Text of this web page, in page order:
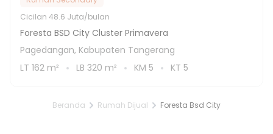
Cicilan 48.6 Juta/bulan
Foresta BSD City Cluster Primavera
Pagedangan, Kabupaten Tangerang
LT 162 m² LB 320 m² KM 5 KT 5
Beranda Rumah Dijual Foresta Bsd City